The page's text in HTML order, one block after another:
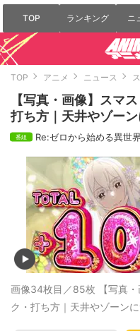
TOP ランキング ニ
TOP アニメ ニュース
【写真・画像】スマ
打ち方｜天井やゾー
Re:ゼロから始める異世
画像34枚目／85枚 【写真
ク・打ち方｜天井やゾーン